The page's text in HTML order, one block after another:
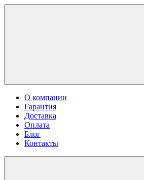
О компании
Гарантия
Доставка
Оплата
Блог
Контакты